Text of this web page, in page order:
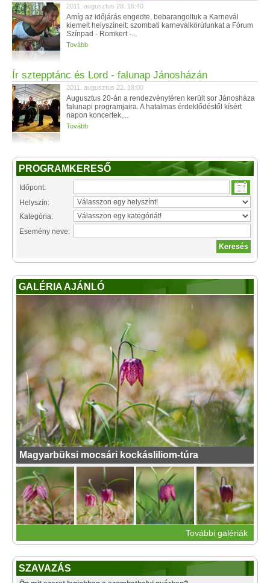
2011. augusztus 28. 16:40
Amíg az időjárás engedte, bebarangoltuk a Karnevál
kiemelt helyszíneit: szombati karneválkörútunkat a Fórum
Színpad - Romkert -...
Tovább
Ír sztepptánc és Lord - falunap Jánosházán
2011. augusztus 22. 18:00
Augusztus 20-án a rendezvénytéren került sor Jánosháza
falunapi programjaira. A hatalmas érdeklődéstől kísért
napon koncertek,...
Tovább
PROGRAMKERESŐ
Időpont:
Helyszín:
Kategória:
Esemény neve:
GALÉRIA AJÁNLÓ
Magyarbüksi mocsári kockásliliom-túra
További galériák
SZAVAZÁS